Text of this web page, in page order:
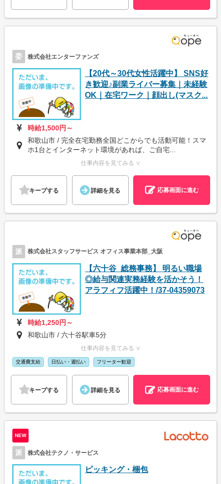
委 株式会社エンターファンズ
【20代～30代女性活躍中】 SNS好
き歓迎♪副業ライバー募集｜未経験
OK｜在宅ワーク｜顔出し(マスク...
時給1,500円～
和歌山市 / 完全在宅勤務全国どこからでも活動可能！スマ
ホ1台とインターネット環境があれば、ご自宅...
仕事内容を見てみる ∨
キープする 詳細を見る 応募画面に進む
派 株式会社スタッフサービス オフィス事業本部_大阪
【六十谷_総務事務】 明るい職場
◎給与関連実務経験を活かそう！
アラフィフ活躍中！/37-04359073
時給1,250円～
和歌山市 / 六十谷駅車5分
仕事内容を見てみる ∨
交通費支給 日払い・週払い フリーター歓迎
キープする 詳細を見る 応募画面に進む
NEW
派 株式会社テクノ・サービス
ピッキング・梱包